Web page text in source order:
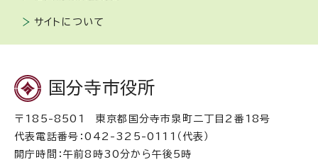
サイトについて
国分寺市役所
〒185-8501 東京都国分寺市泉町二丁目2番18号
代表電話番号：042-325-0111（代表）
開庁時間：午前8時30分から午後5時